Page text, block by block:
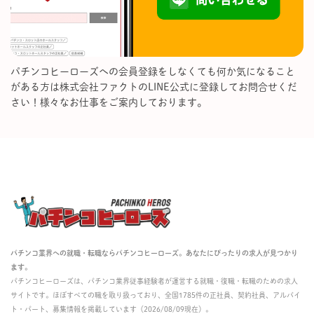
パチンコヒーローズへの会員登録をしなくても何か気になること
がある方は株式会社ファクトのLINE公式に登録してお問合せくだ
さい！様々なお仕事をご案内しております。
パチンコ業界への就職・転職ならパチンコヒーローズ。あなたにぴったりの求人が見つかり
ます。
パチンコヒーローズは、パチンコ業界従事経験者が運営する就職・復職・転職のための求人
サイトです。ほぼすべての職を取り扱っており、全国1785件の正社員、契約社員、アルバイ
ト・パート、募集情報を掲載しています（2026/08/09現在）。